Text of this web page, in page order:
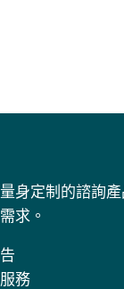
身定制的諮詢
求。
務